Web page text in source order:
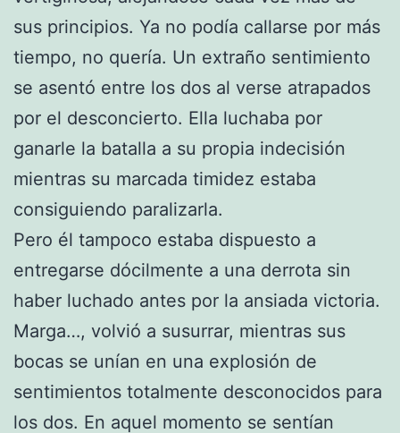
sus principios. Ya no podía callarse por más
tiempo, no quería. Un extraño sentimiento
se asentó entre los dos al verse atrapados
por el desconcierto. Ella luchaba por
ganarle la batalla a su propia indecisión
mientras su marcada timidez estaba
consiguiendo paralizarla.
Pero él tampoco estaba dispuesto a
entregarse dócilmente a una derrota sin
haber luchado antes por la ansiada victoria.
Marga…, volvió a susurrar, mientras sus
bocas se unían en una explosión de
sentimientos totalmente desconocidos para
los dos. En aquel momento se sentían